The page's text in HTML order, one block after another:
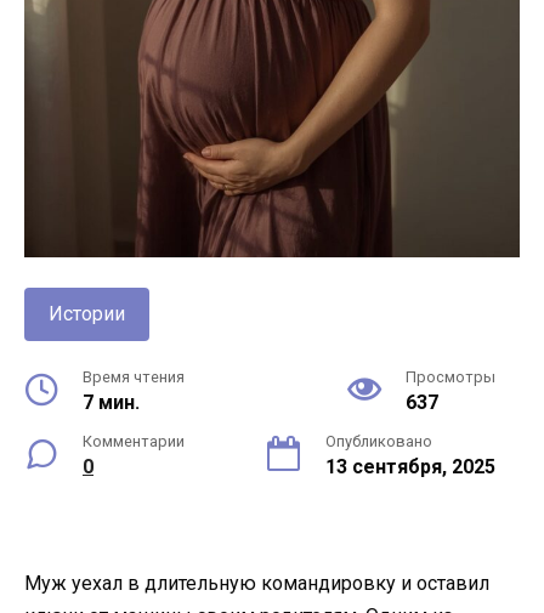
Истории
Время чтения
7 мин.
Просмотры
637
Комментарии
0
Опубликовано
13 сентября, 2025
Муж уехал в длительную командировку и оставил